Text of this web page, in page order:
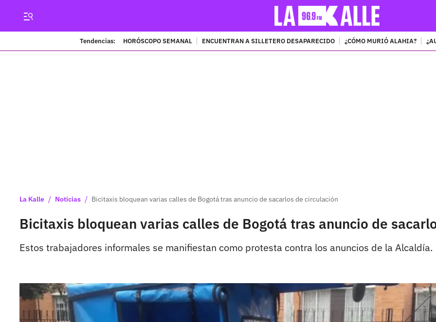
Tendencias: HORÓSCOPO SEMANAL ENCUENTRAN A SILLETERO DESAPARECIDO ¿CÓMO MURIÓ ALAHIA?
La Kalle / Noticias / Bicitaxis bloquean varias calles de Bogotá tras anuncio de sacarlos de circulación
Bicitaxis bloquean varias calles de Bogotá tras anuncio de
Estos trabajadores informales se manifiestan como protesta contra los anuncios de la Alcaldía.